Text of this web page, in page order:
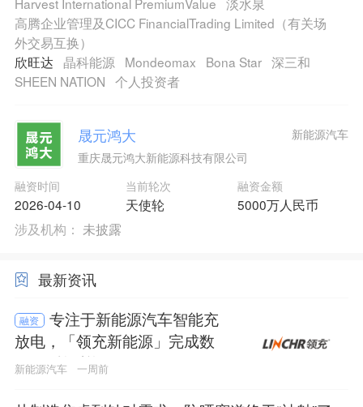
高腾企业管理及CICC FinancialTrading Limited（有关场
外交易互换）
欣旺达
晶科能源 Mondeomax Bona Star 深三和
SHEEN NATION 个人投资者
晟元鸿大
重庆晟元鸿大新能源科技有限公司
融资时间
2026-04-10
当前轮次
天使轮
融资金额
5000万人民币
新能源汽车
涉及机构： 未披露
最新资讯
融资
专注于新能源汽车智能充
放电，「领充新能源」完成数
亿元C轮融资
新能源汽车 一周前